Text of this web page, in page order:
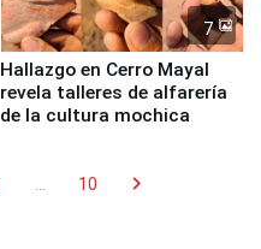
7
Hallazgo en Cerro Mayal
revela talleres de alfarería
de la cultura mochica
10 chevron_right